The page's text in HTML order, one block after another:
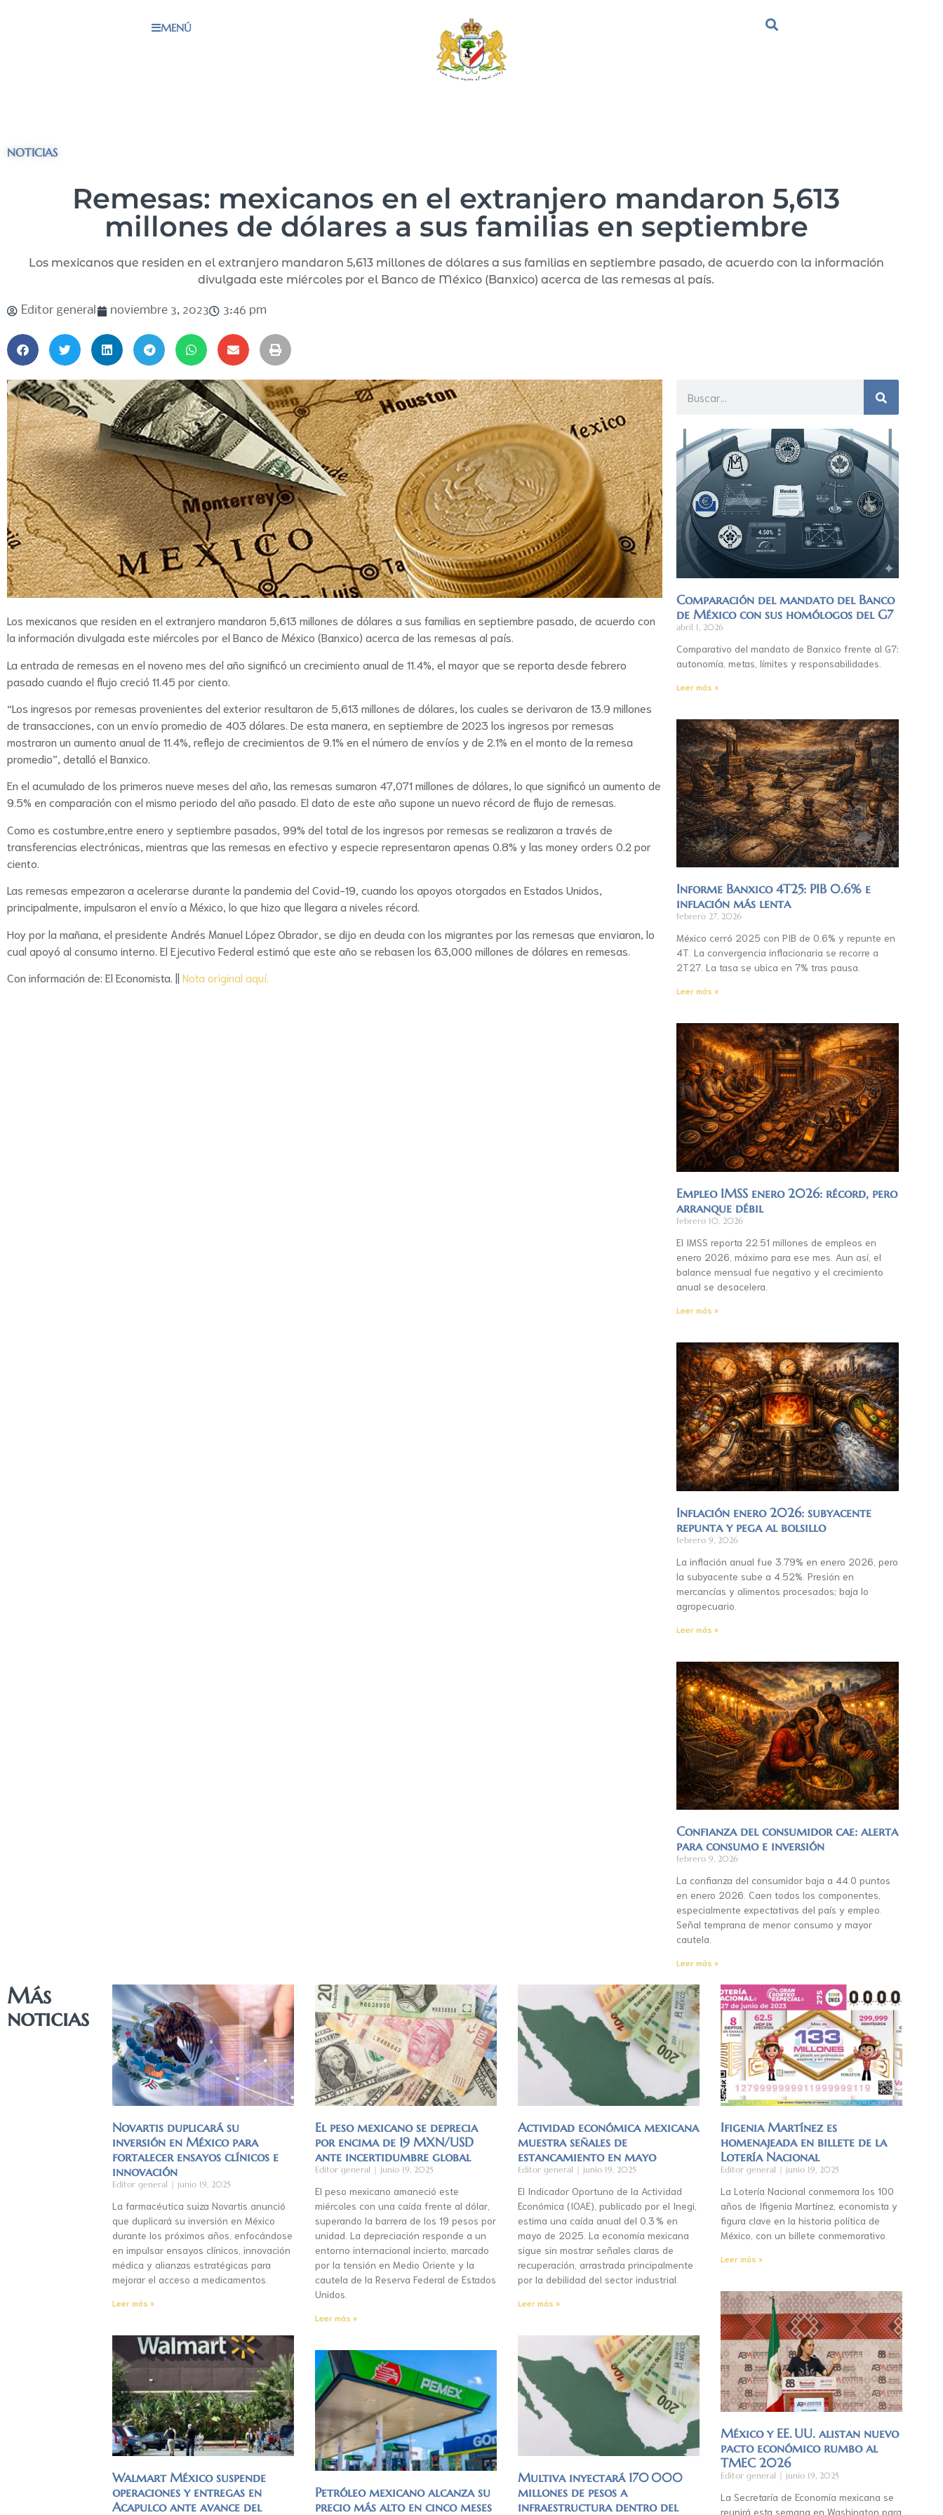
MENÚ
NOTICIAS
Remesas: mexicanos en el extranjero mandaron 5,613
millones de dólares a sus familias en septiembre
Los mexicanos que residen en el extranjero mandaron 5,613 millones de dólares a sus familias en septiembre pasado, de acuerdo con la información
divulgada este miércoles por el Banco de México (Banxico) acerca de las remesas al país.
Editor general noviembre 3, 2023 3:46 pm
Los mexicanos que residen en el extranjero mandaron 5,613 millones de dólares a sus familias en septiembre pasado, de acuerdo con
la información divulgada este miércoles por el Banco de México (Banxico) acerca de las remesas al país.
La entrada de remesas en el noveno mes del año significó un crecimiento anual de 11.4%, el mayor que se reporta desde febrero
pasado cuando el flujo creció 11.45 por ciento.
“Los ingresos por remesas provenientes del exterior resultaron de 5,613 millones de dólares, los cuales se derivaron de 13.9 millones
de transacciones, con un envío promedio de 403 dólares. De esta manera, en septiembre de 2023 los ingresos por remesas
mostraron un aumento anual de 11.4%, reflejo de crecimientos de 9.1% en el número de envíos y de 2.1% en el monto de la remesa
promedio”, detalló el Banxico.
En el acumulado de los primeros nueve meses del año, las remesas sumaron 47,071 millones de dólares, lo que significó un aumento de
9.5% en comparación con el mismo periodo del año pasado. El dato de este año supone un nuevo récord de flujo de remesas.
Como es costumbre,entre enero y septiembre pasados, 99% del total de los ingresos por remesas se realizaron a través de
transferencias electrónicas, mientras que las remesas en efectivo y especie representaron apenas 0.8% y las money orders 0.2 por
ciento.
Las remesas empezaron a acelerarse durante la pandemia del Covid-19, cuando los apoyos otorgados en Estados Unidos,
principalmente, impulsaron el envío a México, lo que hizo que llegara a niveles récord.
Hoy por la mañana, el presidente Andrés Manuel López Obrador, se dijo en deuda con los migrantes por las remesas que enviaron, lo
cual apoyó al consumo interno. El Ejecutivo Federal estimó que este año se rebasen los 63,000 millones de dólares en remesas.
Con información de: El Economista. || Nota original aquí.
Comparación del mandato del Banco
de México con sus homólogos del G7
abril 1, 2026
Comparativo del mandato de Banxico frente al G7:
autonomía, metas, límites y responsabilidades.
Leer más »
Informe Banxico 4T25: PIB 0.6% e
inflación más lenta
febrero 27, 2026
México cerró 2025 con PIB de 0.6% y repunte en
4T. La convergencia inflacionaria se recorre a
2T27. La tasa se ubica en 7% tras pausa.
Leer más »
Empleo IMSS enero 2026: récord, pero
arranque débil
febrero 10, 2026
El IMSS reporta 22.51 millones de empleos en
enero 2026, máximo para ese mes. Aun así, el
balance mensual fue negativo y el crecimiento
anual se desacelera.
Leer más »
Inflación enero 2026: subyacente
repunta y pega al bolsillo
febrero 9, 2026
La inflación anual fue 3.79% en enero 2026, pero
la subyacente sube a 4.52%. Presión en
mercancías y alimentos procesados; baja lo
agropecuario.
Leer más »
Confianza del consumidor cae: alerta
para consumo e inversión
febrero 9, 2026
La confianza del consumidor baja a 44.0 puntos
en enero 2026. Caen todos los componentes,
especialmente expectativas del país y empleo.
Señal temprana de menor consumo y mayor
cautela.
Leer más »
Más
noticias
Novartis duplicará su
inversión en México para
fortalecer ensayos clínicos e
innovación
Editor general junio 19, 2025
La farmacéutica suiza Novartis anunció
que duplicará su inversión en México
durante los próximos años, enfocándose
en impulsar ensayos clínicos, innovación
médica y alianzas estratégicas para
mejorar el acceso a medicamentos.
Leer más »
El peso mexicano se deprecia
por encima de 19 MXN/USD
ante incertidumbre global
Editor general junio 19, 2025
El peso mexicano amaneció este
miércoles con una caída frente al dólar,
superando la barrera de los 19 pesos por
unidad. La depreciación responde a un
entorno internacional incierto, marcado
por la tensión en Medio Oriente y la
cautela de la Reserva Federal de Estados
Unidos.
Leer más »
Actividad económica mexicana
muestra señales de
estancamiento en mayo
Editor general junio 19, 2025
El Indicador Oportuno de la Actividad
Económica (IOAE), publicado por el Inegi,
estima una caída anual del 0.3 % en
mayo de 2025. La economía mexicana
sigue sin mostrar señales claras de
recuperación, arrastrada principalmente
por la debilidad del sector industrial.
Leer más »
Ifigenia Martínez es
homenajeada en billete de la
Lotería Nacional
Editor general junio 19, 2025
La Lotería Nacional conmemora los 100
años de Ifigenia Martínez, economista y
figura clave en la historia política de
México, con un billete conmemorativo.
Leer más »
Walmart México suspende
operaciones y entregas en
Acapulco ante avance del
Petróleo mexicano alcanza su
precio más alto en cinco meses
Multiva inyectará 170 000
millones de pesos a
infraestructura dentro del
México y EE. UU. alistan nuevo
pacto económico rumbo al
TMEC 2026
Editor general junio 19, 2025
La Secretaría de Economía mexicana se
reunirá esta semana en Washington para